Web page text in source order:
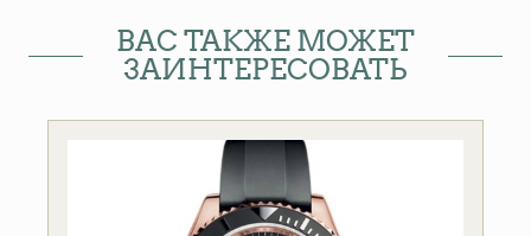
ВАС ТАКЖЕ МОЖЕТ
ЗАИНТЕРЕСОВАТЬ